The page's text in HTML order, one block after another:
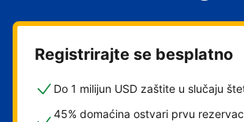
svoj smještaj s
Registrirajte se besplatno
Do 1 milijun USD zaštite u slučaju
45% domaćina ostvari prvu